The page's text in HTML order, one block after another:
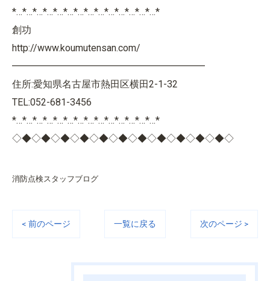
*…*…*…*…*…*…*…*…*…*…*…*…*…*…*
創功
http://www.koumutensan.com/
━━━━━━━━━━━━━━━━━━━━
住所:愛知県名古屋市熱田区横田2-1-32
TEL:052-681-3456
*…*…*…*…*…*…*…*…*…*…*…*…*…*…*
◇◆◇◆◇◆◇◆◇◆◇◆◇◆◇◆◇◆◇◆◇◆◇
消防点検スタッフブログ
< 前のページ 一覧に戻る 次のページ >